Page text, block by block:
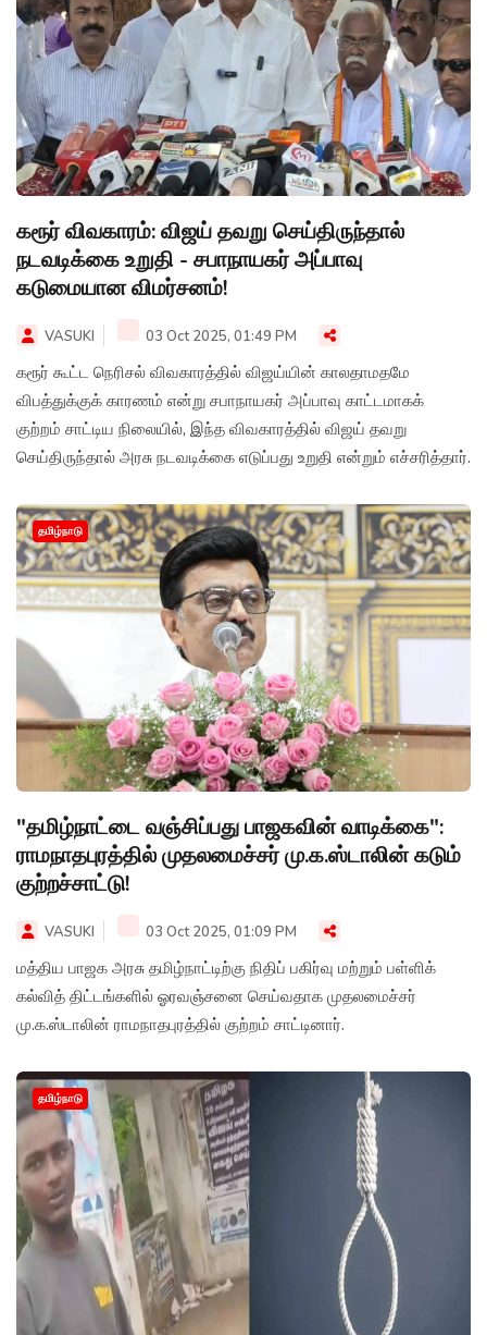
கரூர் விவகாரம்: விஜய் தவறு செய்திருந்தால்
நடவடிக்கை உறுதி - சபாநாயகர் அப்பாவு
கடுமையான விமர்சனம்!
VASUKI 03 Oct 2025, 01:49 PM
கரூர் கூட்ட நெரிசல் விவகாரத்தில் விஜய்யின் காலதாமதமே
விபத்துக்குக் காரணம் என்று சபாநாயகர் அப்பாவு காட்டமாகக்
குற்றம் சாட்டிய நிலையில், இந்த விவகாரத்தில் விஜய் தவறு
செய்திருந்தால் அரசு நடவடிக்கை எடுப்பது உறுதி என்றும் எச்சரித்தார்.
தமிழ்நாடு
"தமிழ்நாட்டை வஞ்சிப்பது பாஜகவின் வாடிக்கை":
ராமநாதபுரத்தில் முதலமைச்சர் மு.க.ஸ்டாலின் கடும்
குற்றச்சாட்டு!
VASUKI 03 Oct 2025, 01:09 PM
மத்திய பாஜக அரசு தமிழ்நாட்டிற்கு நிதிப் பகிர்வு மற்றும் பள்ளிக்
கல்வித் திட்டங்களில் ஓரவஞ்சனை செய்வதாக முதலமைச்சர்
மு.க.ஸ்டாலின் ராமநாதபுரத்தில் குற்றம் சாட்டினார்.
தமிழ்நாடு